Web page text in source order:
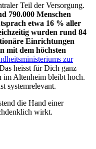
Teil der Versorgung.
790.000 Menschen
etwa 16 % aller
wurden rund 84
Einrichtungen
mit dem höchsten
zur
heisst für Dich ganz
im Altenheim bleibt hoch.
systemrelevant.